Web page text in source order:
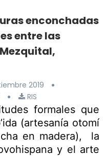
enconchadas
entre las
2019
RIS
formales que
(artesanía otomí
en madera), la
y el arte